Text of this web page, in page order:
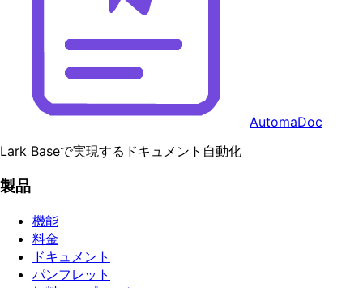
AutomaDoc
Lark Baseで実現するドキュメント自動化
製品
機能
料金
ドキュメント
パンフレット